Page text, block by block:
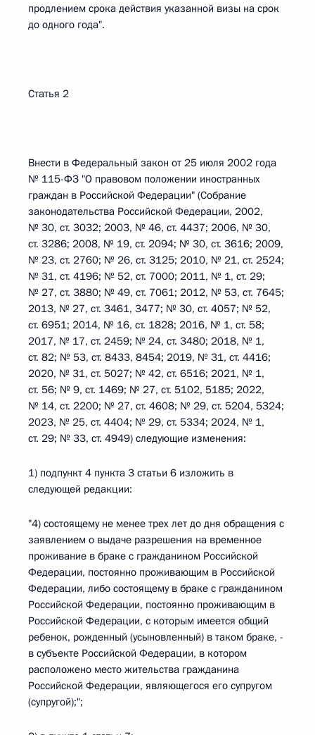
продлением срока действия указанной визы на срок
до одного года".
Статья 2
Внести в Федеральный закон от 25 июля 2002 года
№ 115-ФЗ "О правовом положении иностранных
граждан в Российской Федерации" (Собрание
законодательства Российской Федерации, 2002,
№ 30, ст. 3032; 2003, № 46, ст. 4437; 2006, № 30,
ст. 3286; 2008, № 19, ст. 2094; № 30, ст. 3616; 2009,
№ 23, ст. 2760; № 26, ст. 3125; 2010, № 21, ст. 2524;
№ 31, ст. 4196; № 52, ст. 7000; 2011, № 1, ст. 29;
№ 27, ст. 3880; № 49, ст. 7061; 2012, № 53, ст. 7645;
2013, № 27, ст. 3461, 3477; № 30, ст. 4057; № 52,
ст. 6951; 2014, № 16, ст. 1828; 2016, № 1, ст. 58;
2017, № 17, ст. 2459; № 24, ст. 3480; 2018, № 1,
ст. 82; № 53, ст. 8433, 8454; 2019, № 31, ст. 4416;
2020, № 31, ст. 5027; № 42, ст. 6516; 2021, № 1,
ст. 56; № 9, ст. 1469; № 27, ст. 5102, 5185; 2022,
№ 14, ст. 2200; № 27, ст. 4608; № 29, ст. 5204, 5324;
2023, № 25, ст. 4404; № 29, ст. 5334; 2024, № 1,
ст. 29; № 33, ст. 4949) следующие изменения:
1) подпункт 4 пункта 3 статьи 6 изложить в
следующей редакции:
"4) состоящему не менее трех лет до дня обращения с
заявлением о выдаче разрешения на временное
проживание в браке с гражданином Российской
Федерации, постоянно проживающим в Российской
Федерации, либо состоящему в браке с гражданином
Российской Федерации, постоянно проживающим в
Российской Федерации, с которым имеется общий
ребенок, рожденный (усыновленный) в таком браке, -
в субъекте Российской Федерации, в котором
расположено место жительства гражданина
Российской Федерации, являющегося его супругом
(супругой);";